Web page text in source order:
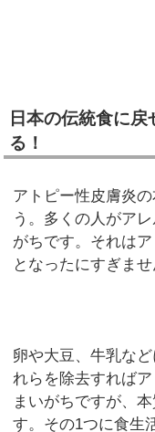
日本の伝統食に
る！
アトピー性皮膚炎
う。多くの人がア
がちです。それは
となったにすぎませ
卵や大豆、牛乳な
れらを除去すれば
まいがちですが、
す。その1つに食生